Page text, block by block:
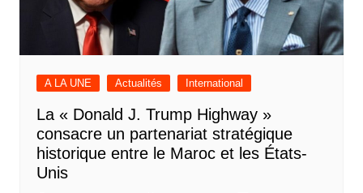
A LA UNE Actualités International
La « Donald J. Trump Highway »
consacre un partenariat stratégique
historique entre le Maroc et les États-
Unis